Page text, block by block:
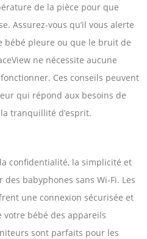
de la pièce pour que
Assurez-vous qu’il vous alerte
bébé pleure ou que le bruit de
ne nécessite aucune
Ces conseils peuvent
qui répond aux besoins de
tranquillité d’esprit.
confidentialité, la simplicité et
babyphones sans Wi-Fi. Les
une connexion sécurisée et
votre bébé des appareils
sont parfaits pour les